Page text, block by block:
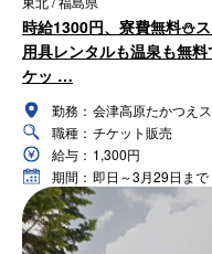
時給1300円、寮費無料⛄
用具レンタルも温泉も無
ケッ …
勤務： 会津高原たかつえ
職種： チケット販売
給与： 1,300円
期間： 即日～3月29日まで